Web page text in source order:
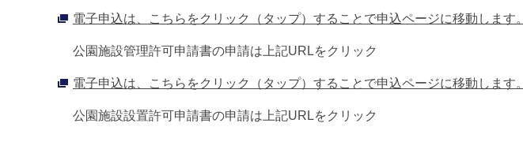
電子申込は、こちらをクリック（タップ）することで申込ページに移動します。
公園施設管理許可申請書の申請は上記URLをクリック
電子申込は、こちらをクリック（タップ）することで申込ページに移動します。
公園施設設置許可申請書の申請は上記URLをクリック